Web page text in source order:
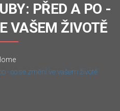
PŘED A PO -
VAŠEM ŽIVOTĚ
- co se změní ve vašem životě